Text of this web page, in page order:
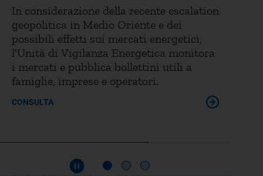
In considerazione della recente escalation
geopolitica in Medio Oriente e dei
possibili effetti sui mercati energetici,
l'Unità di Vigilanza Energetica monitora
i mercati e pubblica bollettini utili a
famiglie, imprese e operatori.
CONSULTA